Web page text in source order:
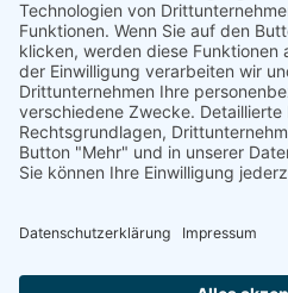
Wir gratulieren ganz herzlich!